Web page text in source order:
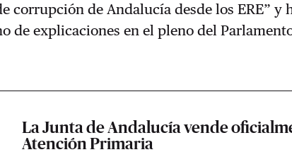
corrupción de Andalucía desde los ERE” y
de explicaciones en el pleno del
La Junta de Andalucía vende
Atención Primaria